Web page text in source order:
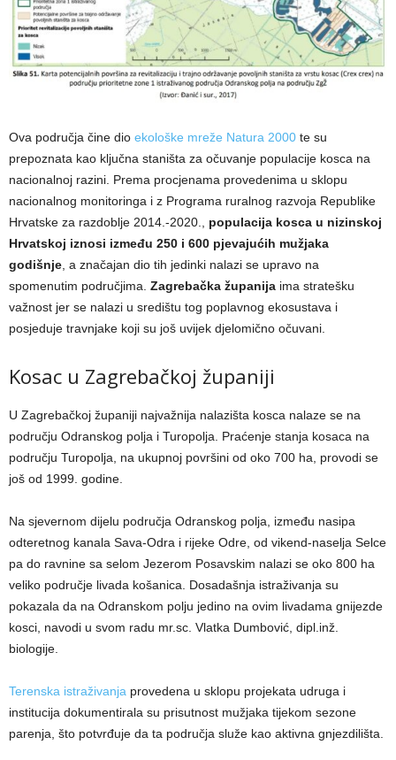
Ova područja čine dio ekološke mreže Natura 2000 te su
prepoznata kao ključna staništa za očuvanje populacije kosca na
nacionalnoj razini. Prema procjenama provedenima u sklopu
nacionalnog monitoringa i z Programa ruralnog razvoja Republike
Hrvatske za razdoblje 2014.-2020., populacija kosca u nizinskoj
Hrvatskoj iznosi između 250 i 600 pjevajućih mužjaka
godišnje , a značajan dio tih jedinki nalazi se upravo na
spomenutim područjima. Zagrebačka županija ima stratešku
važnost jer se nalazi u središtu tog poplavnog ekosustava i
posjeduje travnjake koji su još uvijek djelomično očuvani.
Kosac u Zagrebačkoj županiji
U Zagrebačkoj županiji najvažnija nalazišta kosca nalaze se na
području Odranskog polja i Turopolja. Praćenje stanja kosaca na
području Turopolja, na ukupnoj površini od oko 700 ha, provodi se
još od 1999. godine.
Na sjevernom dijelu područja Odranskog polja, između nasipa
odteretnog kanala Sava-Odra i rijeke Odre, od vikend-naselja Selce
pa do ravnine sa selom Jezerom Posavskim nalazi se oko 800 ha
veliko područje livada košanica. Dosadašnja istraživanja su
pokazala da na Odranskom polju jedino na ovim livadama gnijezde
kosci, navodi u svom radu mr.sc. Vlatka Dumbović, dipl.inž.
biologije.
Terenska istraživanja provedena u sklopu projekata udruga i
institucija dokumentirala su prisutnost mužjaka tijekom sezone
parenja, što potvrđuje da ta područja služe kao aktivna gnjezdilišta.